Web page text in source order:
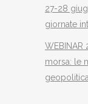
27-28
giornate
WEBINAR
morsa: le